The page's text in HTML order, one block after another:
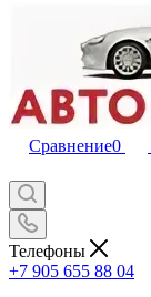
Сравнение0
Телефоны
+7 905 655 88 04